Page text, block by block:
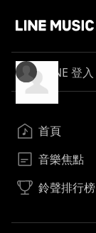
LINE 登入
首頁
音樂焦點
鈴聲排行榜